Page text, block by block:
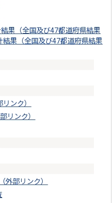
果（全国及び47都道府県結果
果（全国及び47都道府県結果
リンク）
部リンク）
（外部リンク）